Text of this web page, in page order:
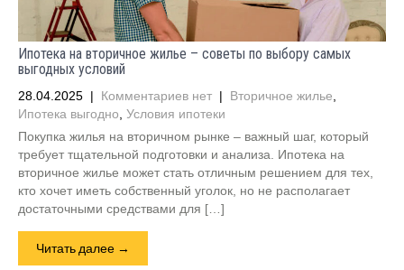
Ипотека на вторичное жилье – советы по выбору самых
выгодных условий
28.04.2025 | Комментариев нет | Вторичное жилье
Ипотека выгодно Условия ипотеки
Покупка жилья на вторичном рынке – важный шаг, который
требует тщательной подготовки и анализа. Ипотека на
вторичное жилье может стать отличным решением для тех,
кто хочет иметь собственный уголок, но не располагает
достаточными средствами для […]
Читать далее →